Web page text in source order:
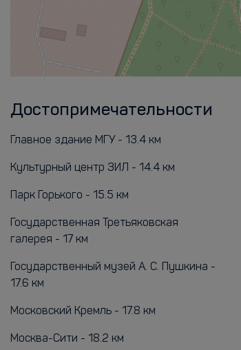
Достопримечательности
Главное здание МГУ - 13.4 км
Культурный центр ЗИЛ - 14.4 км
Парк Горького - 15.5 км
Государственная Третьяковская
галерея - 17 км
Государственный музей А. С. Пушкина -
17.6 км
Московский Кремль - 17.8 км
Москва-Сити - 18.2 км